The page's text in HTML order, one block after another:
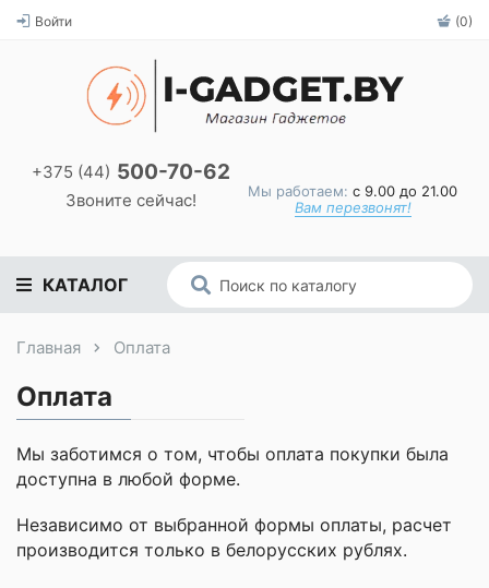
Войти (0)
+375 (44) 500-70-62
Звоните сейчас! Мы работаем: с 9.00 до 21.00
Вам перезвонят!
КАТАЛОГ
Главная Оплата
Оплата
Мы заботимся о том, чтобы оплата покупки была
доступна в любой форме.
Независимо от выбранной формы оплаты, расчет
производится только в белорусских рублях.